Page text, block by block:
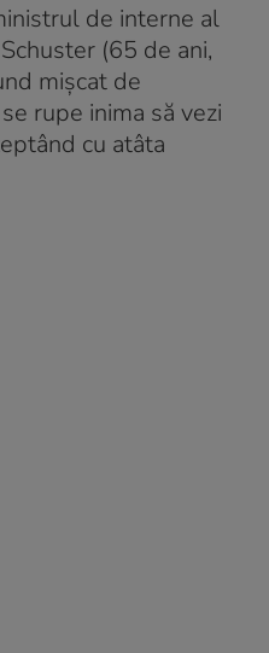
de interne al
(65 de ani,
mișcat de
rupe inima să vezi
cu atâta